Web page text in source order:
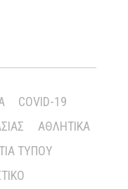
COVID-19
ΑΘΛΗΤΙΚΆ
ΤΎΠΟΥ